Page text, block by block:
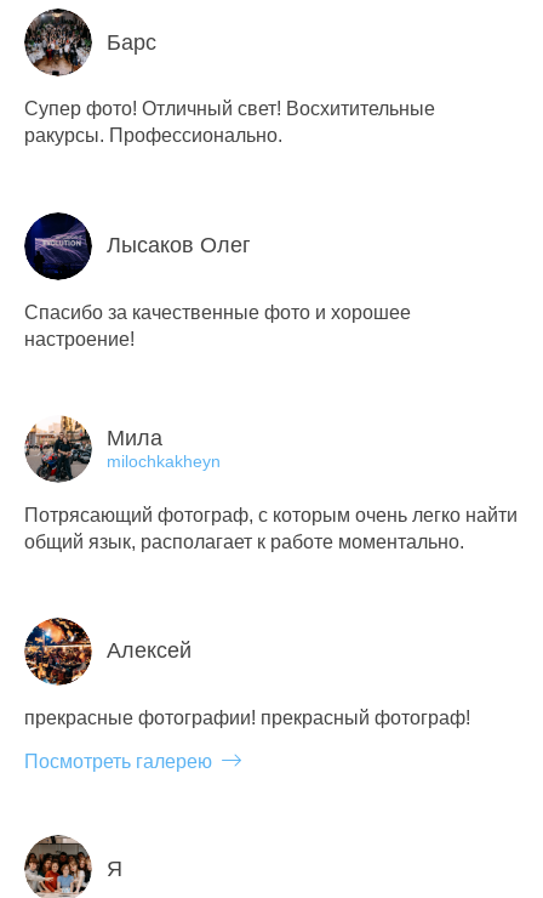
Барс
Супер фото! Отличный свет! Восхитительные
ракурсы. Профессионально.
Лысаков Олег
Спасибо за качественные фото и хорошее
настроение!
Мила
milochkakheyn
Потрясающий фотограф, с которым очень легко найти
общий язык, располагает к работе моментально.
Алексей
прекрасные фотографии! прекрасный фотограф!
Посмотреть галерею
Я